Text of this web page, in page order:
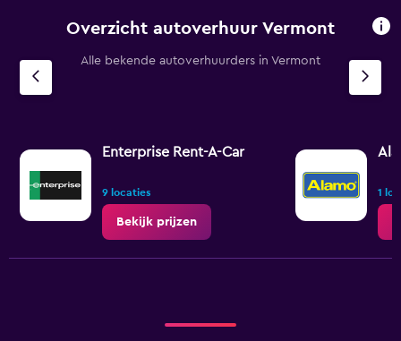
Overzicht autoverhuur Vermont
Alle bekende autoverhuurders in Vermont
Enterprise Rent-A-Car
9 locaties
Bekijk prijzen
1